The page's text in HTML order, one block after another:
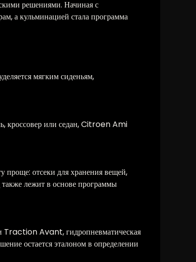
решениями. Начиная с
а кульминацией стала программа
мягким сиденьям,
кроссовер или седан, Citroen Ami
проще: отсеки для хранения вещей,
также лежит в основе программы
Traction Avant, гидропневматическая
остается эталоном в определении